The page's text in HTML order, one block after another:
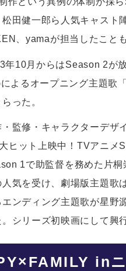
田健一郎ら人気キャスト
、yamaが担当したこと
年10月からはSeason 2が
よるオープニング主題歌
った。
・監修・キャラクターデザ
ヒット上映中！TVアニメ
1で助監督を務めた片
気を受け、劇場版主題歌
エンディング主題歌が星野
シリーズ初映画にして興
in